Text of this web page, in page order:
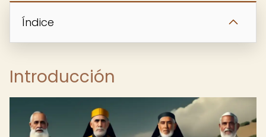
Índice
Introducción